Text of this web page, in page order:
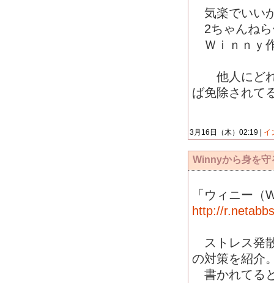
気楽でいい
2ちゃんねら
Ｗｉｎｎｙ
他人にどれ
ば免除されて
3月16日（木）02:19 | イ
Winnyから身を守
「ウィニー
http://
ストレス発
の対策を紹介
書かれてる